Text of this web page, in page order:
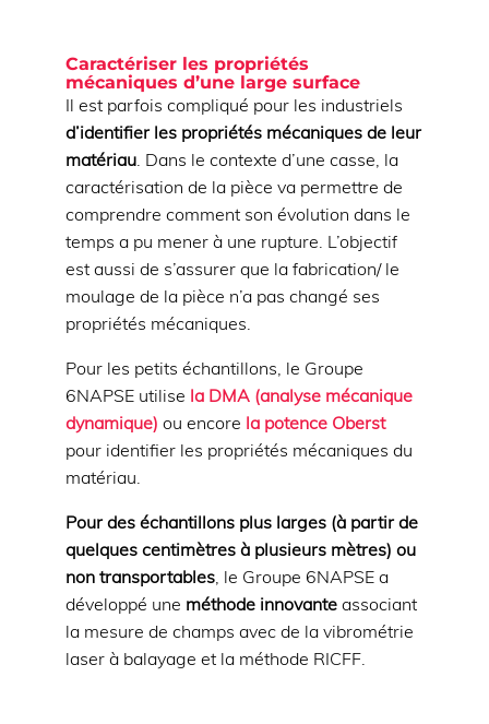
Caractériser les propriétés
mécaniques d’une large surface
Il est parfois compliqué pour les industriels
d’identifier les propriétés mécaniques de leur
matériau. Dans le contexte d’une casse, la
caractérisation de la pièce va permettre de
comprendre comment son évolution dans le
temps a pu mener à une rupture. L’objectif
est aussi de s’assurer que la fabrication/ le
moulage de la pièce n’a pas changé ses
propriétés mécaniques.
Pour les petits échantillons, le Groupe
6NAPSE utilise la DMA (analyse mécanique
dynamique) ou encore la potence Oberst
pour identifier les propriétés mécaniques du
matériau.
Pour des échantillons plus larges (à partir de
quelques centimètres à plusieurs mètres) ou
non transportables, le Groupe 6NAPSE a
développé une méthode innovanteassociant
la mesure de champs avec de la vibrométrie
laser à balayage et la méthode RICFF.